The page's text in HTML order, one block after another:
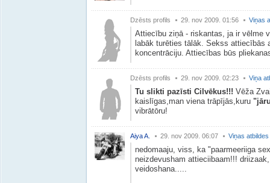
Dzēsts profils 29. nov 2009. 01:56 Viņas
Attiecību ziņā - riskantas, ja ir vēlme
labāk turēties tālāk. Sekss attiecībās
koncentrāciju. Attiecības būs
Dzēsts profils 29. nov 2009. 02:23 Viņa
Tu slikti pazīsti Cilvēkus!!! Vēža
kaislīgas,man viena trāpījās,kuru
vibrātōru!
Aiya A. 29. nov 2009. 06:07 Viņas atbildes
nedomaaju, viss, ka "paarmeeriiga
neizdevusham attieciibaam!!!
veidoshana.....